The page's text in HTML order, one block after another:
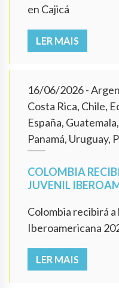
en Cajicá
LER MAIS
16/06/2026-
Costa Rica, Chile,
España,
Panamá, Uruguay,
COLOMBIA
JUVENIL
Colombia recibirá
Iberoamericana
LER MAIS